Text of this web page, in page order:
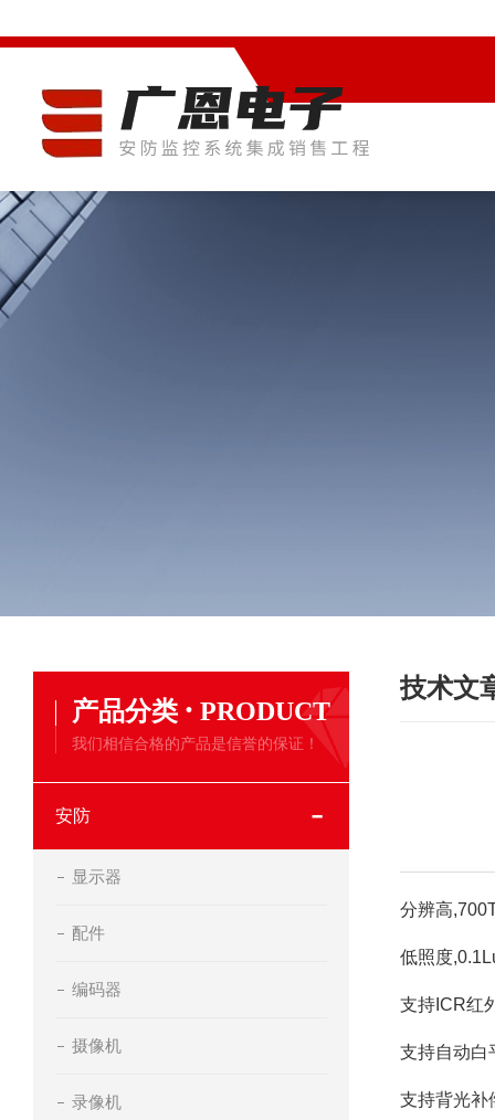
产品分类 · PRODUCT
我们相信合格的产品是信誉的保证！
安防
显示器
配件
编码器
摄像机
录像机
技术文
分辨高
低照度
支持ICR红
支持自动白
支持背光补